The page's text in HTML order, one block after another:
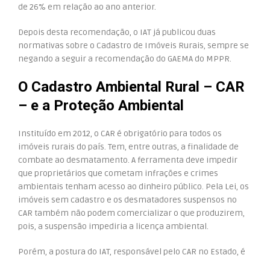
de 26% em relação ao ano anterior.
Depois desta recomendação, o IAT já publicou duas
normativas sobre o Cadastro de Imóveis Rurais, sempre se
negando a seguir a recomendação do GAEMA do MPPR.
O Cadastro Ambiental Rural – CAR
– e a Proteção Ambiental
Instituído em 2012, o CAR é obrigatório para todos os
imóveis rurais do país. Tem, entre outras, a finalidade de
combate ao desmatamento. A ferramenta deve impedir
que proprietários que cometam infrações e crimes
ambientais tenham acesso ao dinheiro público. Pela Lei, os
imóveis sem cadastro e os desmatadores suspensos no
CAR também não podem comercializar o que produzirem,
pois, a suspensão impediria a licença ambiental.
Porém, a postura do IAT, responsável pelo CAR no Estado, é